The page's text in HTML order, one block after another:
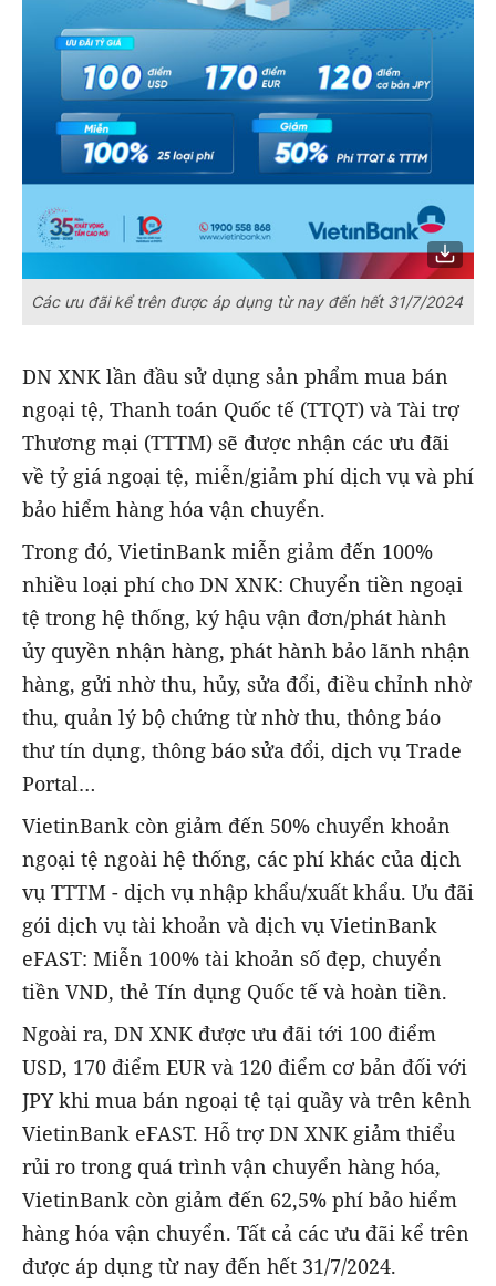
Các ưu đãi kể trên được áp dụng từ nay đến hết 31/7/2024
DN XNK lần đầu sử dụng sản phẩm mua bán
ngoại tệ, Thanh toán Quốc tế (TTQT) và Tài trợ
Thương mại (TTTM) sẽ được nhận các ưu đãi
về tỷ giá ngoại tệ, miễn/giảm phí dịch vụ và phí
bảo hiểm hàng hóa vận chuyển.
Trong đó, VietinBank miễn giảm đến 100%
nhiều loại phí cho DN XNK: Chuyển tiền ngoại
tệ trong hệ thống, ký hậu vận đơn/phát hành
ủy quyền nhận hàng, phát hành bảo lãnh nhận
hàng, gửi nhờ thu, hủy, sửa đổi, điều chỉnh nhờ
thu, quản lý bộ chứng từ nhờ thu, thông báo
thư tín dụng, thông báo sửa đổi, dịch vụ Trade
Portal…
VietinBank còn giảm đến 50% chuyển khoản
ngoại tệ ngoài hệ thống, các phí khác của dịch
vụ TTTM - dịch vụ nhập khẩu/xuất khẩu. Ưu đãi
gói dịch vụ tài khoản và dịch vụ VietinBank
eFAST: Miễn 100% tài khoản số đẹp, chuyển
tiền VND, thẻ Tín dụng Quốc tế và hoàn tiền.
Ngoài ra, DN XNK được ưu đãi tới 100 điểm
USD, 170 điểm EUR và 120 điểm cơ bản đối với
JPY khi mua bán ngoại tệ tại quầy và trên kênh
VietinBank eFAST. Hỗ trợ DN XNK giảm thiểu
rủi ro trong quá trình vận chuyển hàng hóa,
VietinBank còn giảm đến 62,5% phí bảo hiểm
hàng hóa vận chuyển. Tất cả các ưu đãi kể trên
được áp dụng từ nay đến hết 31/7/2024.